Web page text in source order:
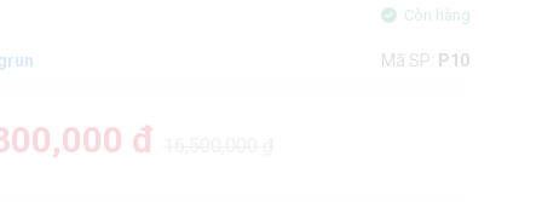
Còn hàng
Mã SP: P10
đ